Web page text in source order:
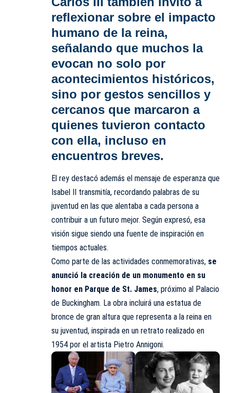
reflexionar sobre el impacto
humano de la reina,
señalando que muchos la
evocan no solo por
acontecimientos históricos,
sino por gestos sencillos y
cercanos que marcaron a
quienes tuvieron contacto
con ella, incluso en
encuentros breves.
El rey destacó además el mensaje de esperanza que
Isabel II transmitía, recordando palabras de su
juventud en las que alentaba a cada persona a
contribuir a un futuro mejor. Según expresó, esa
visión sigue siendo una fuente de inspiración en
tiempos actuales.
Como parte de las actividades conmemorativas, se
anunció la creación de un monumento en su
honor en Parque de St. James, próximo al Palacio
de Buckingham. La obra incluirá una estatua de
bronce de gran altura que representa a la reina en
su juventud, inspirada en un retrato realizado en
1954 por el artista Pietro Annigoni.